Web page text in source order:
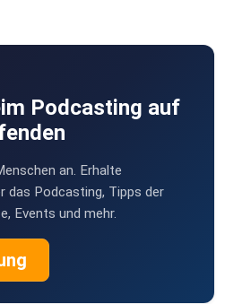
Podcasting auf
an. Erhalte
das Podcasting, Tipps der
Events und mehr.